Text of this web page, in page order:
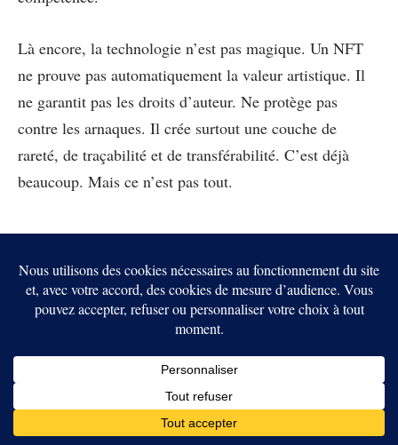
Là encore, la technologie n’est pas magique. Un NFT
ne prouve pas automatiquement la valeur artistique. Il
ne garantit pas les droits d’auteur. Ne protège pas
contre les arnaques. Il crée surtout une couche de
rareté, de traçabilité et de transférabilité. C’est déjà
beaucoup. Mais ce n’est pas tout.
DAO : organiser des
communautés sans
entreprise classique
Les DAO, ou organisations autonomes décentralisées,
veulent réinventer la coordination collective. Une DAO
peut gérer une trésorerie, voter des propositions,